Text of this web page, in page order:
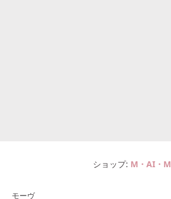
ショップ M・AI・M
モーヴ